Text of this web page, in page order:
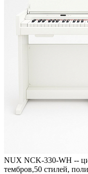
NUX NCK-330-WH --
тембров,50 стилей,